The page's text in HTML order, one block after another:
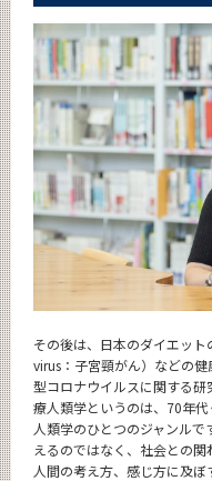
その後は、日本のダイエッ
virus：子宮頸がん）などの
型コロナウイルスに関する
療人類学というのは、70年
人類学のひとつのジャンル
えるのではなく、社会との
人間の考え方、感じ方に及ぼ